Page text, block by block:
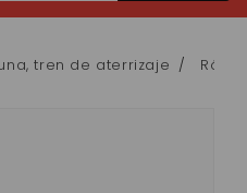
tren de aterrizaje